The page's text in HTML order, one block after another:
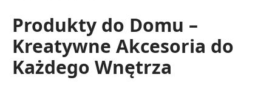
Produkty do Domu –
Kreatywne Akcesoria do
Każdego Wnętrza